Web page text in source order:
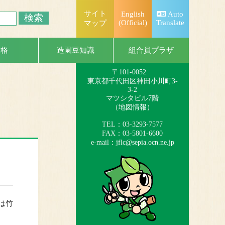
Auto
Translate
English
(Official)
サイト
マップ
造園豆知識 組合員プラザ
竹
一般社団法人
日本造園組合連合会
（略称：造園連）
〒101-0052
東京都千代田区神田小川町3-
3-2
マツシタビル7階
（地図情報 ）
TEL：03-3293-7577
FAX：03-5801-6600
e-mail： jflc@sepia.ocn.ne.jp